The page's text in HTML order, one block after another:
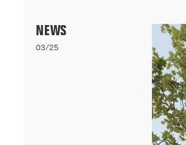
NEWS
03/25